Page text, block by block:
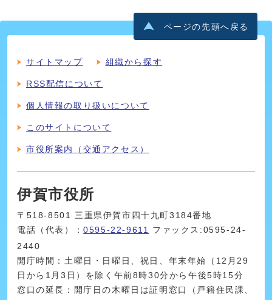
ページの先頭へ戻る
サイトマップ 組織から探す
RSS配信について
個人情報の取り扱いについて
このサイトについて
市役所案内（交通アクセス）
伊賀市役所
〒518-8501 三重県伊賀市四十九町3184番地
電話（代表）：0595-22-9611
ファックス:0595-24-
2440
開庁時間：土曜日・日曜日、祝日、年末年始（12月29
日から1月3日）を除く午前8時30分から午後5時15分
窓口の延長：開庁日の木曜日は証明窓口（戸籍住民課、